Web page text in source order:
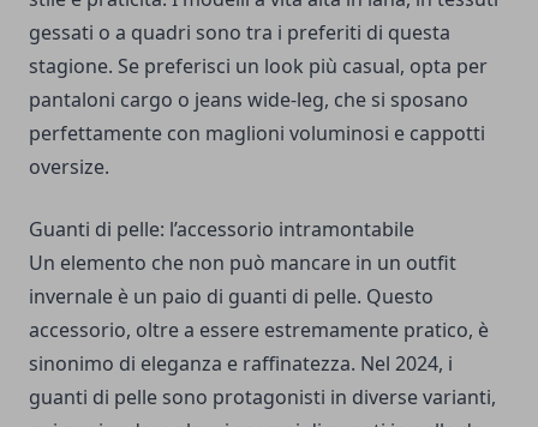
gessati o a quadri sono tra i preferiti di questa
stagione. Se preferisci un look più casual, opta per
pantaloni cargo o jeans wide-leg, che si sposano
perfettamente con maglioni voluminosi e cappotti
oversize.
Guanti di pelle: l’accessorio intramontabile
Un elemento che non può mancare in un outfit
invernale è un paio di guanti di pelle. Questo
accessorio, oltre a essere estremamente pratico, è
sinonimo di eleganza e raffinatezza. Nel 2024, i
guanti di pelle sono protagonisti in diverse varianti,